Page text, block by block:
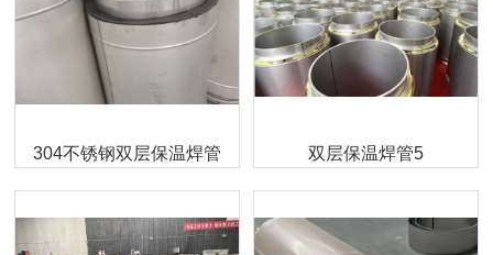
304不锈钢双层保温焊管 双层保温焊管5